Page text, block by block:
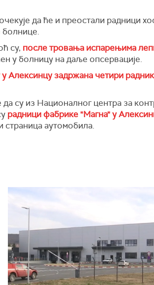
да ће и преостали радници
болнице.
су, после тровања испарењима
у болницу на даље опсервације.
Алексинцу задржана четири
су из Националног центра за
радници фабрике "Магна" у
страница аутомобила.